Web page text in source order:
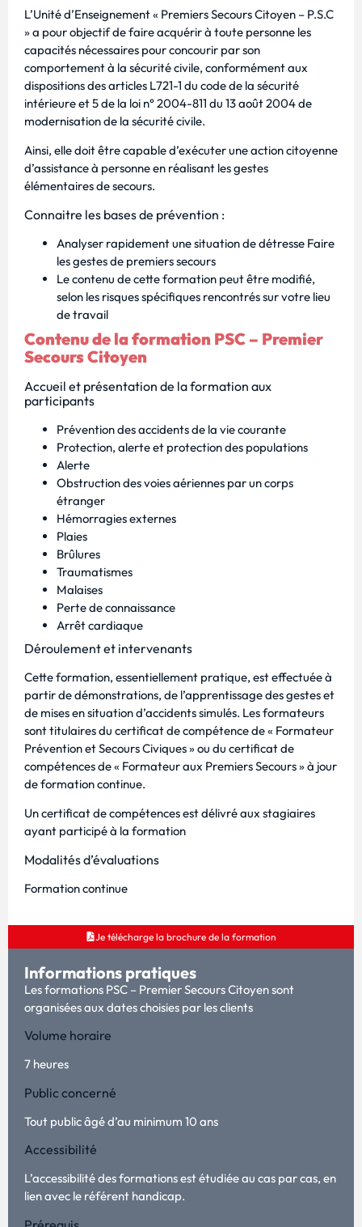
L’Unité d’Enseignement « Premiers Secours Citoyen – P.S.C
» a pour objectif de faire acquérir à toute personne les
capacités nécessaires pour concourir par son
comportement à la sécurité civile, conformément aux
dispositions des articles L721-1 du code de la sécurité
intérieure et 5 de la loi n° 2004-811 du 13 août 2004 de
modernisation de la sécurité civile.
Ainsi, elle doit être capable d’exécuter une action citoyenne
d’assistance à personne en réalisant les gestes
élémentaires de secours.
Connaitre les bases de prévention :
Analyser rapidement une situation de détresse Faire
les gestes de premiers secours
Le contenu de cette formation peut être modifié,
selon les risques spécifiques rencontrés sur votre lieu
de travail
Contenu de la formation PSC – Premier
Secours Citoyen
Accueil et présentation de la formation aux
participants
Prévention des accidents de la vie courante
Protection, alerte et protection des populations
Alerte
Obstruction des voies aériennes par un corps
étranger
Hémorragies externes
Plaies
Brûlures
Traumatismes
Malaises
Perte de connaissance
Arrêt cardiaque
Déroulement et intervenants
Cette formation, essentiellement pratique, est effectuée à
partir de démonstrations, de l’apprentissage des gestes et
de mises en situation d’accidents simulés. Les formateurs
sont titulaires du certificat de compétence de « Formateur
Prévention et Secours Civiques » ou du certificat de
compétences de « Formateur aux Premiers Secours » à jour
de formation continue.
Un certificat de compétences est délivré aux stagiaires
ayant participé à la formation
Modalités d’évaluations
Formation continue
Je télécharge la brochure de la formation
Informations pratiques
Les formations PSC – Premier Secours Citoyen sont
organisées aux dates choisies par les clients
Volume horaire
7 heures
Public concerné
Tout public âgé d’au minimum 10 ans
Accessibilité
L’accessibilité des formations est étudiée au cas par cas, en
lien avec le référent handicap.